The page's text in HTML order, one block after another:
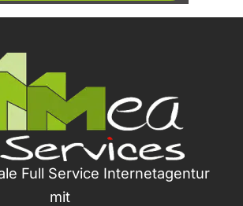
Full Service Internetagentur
mit